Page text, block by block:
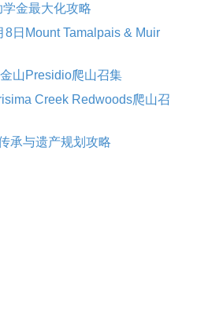
金最大化攻略
日Mount Tamalpais & Muir
山Presidio爬山召集
Creek Redwoods爬山召
承与遗产规划攻略